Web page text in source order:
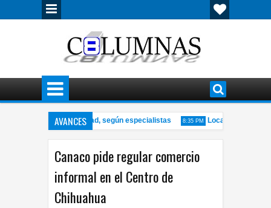
AVANCES
y la productividad, según especialistas 8:35 PM
Localizan cuerpo
Canaco pide regular comercio
informal en el Centro de
Chihuahua